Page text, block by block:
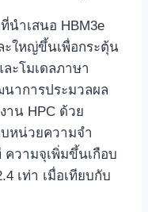
นำเสนอ HBM3e
ะใหญ่ขึ้นเพื่อกระตุ้น
ละโมเดลภาษา
าการประมวลผล
น HPC ด้วย
บหน่วยความจำ
ความจุเพิ่มขึ้นเกือบ
เท่า เมื่อเทียบกับ